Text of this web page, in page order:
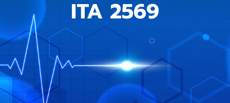
ITA 2569